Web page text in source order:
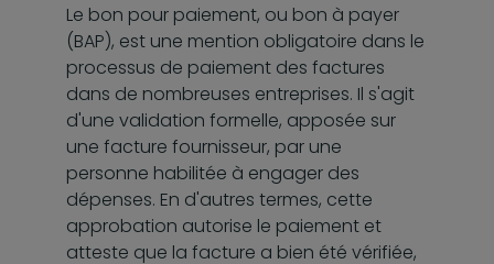
Le bon pour paiement, ou bon à payer
(BAP), est une mention obligatoire dans le
processus de paiement des factures
dans de nombreuses entreprises. Il s'agit
d'une validation formelle, apposée sur
une facture fournisseur, par une
personne habilitée à engager des
dépenses. En d'autres termes, cette
approbation autorise le paiement et
atteste que la facture a bien été vérifiée,